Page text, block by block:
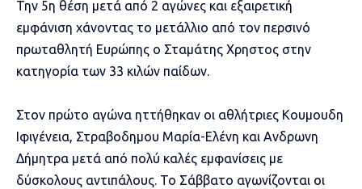
Την 5η θέση μετά από 2 αγώνες και εξαιρετική
εμφάνιση χάνοντας το μετάλλιο από τον περσινό
πρωταθλητή Ευρώπης ο Σταμάτης Χρηστος στην
κατηγορία των 33 κιλών παίδων.
Στον πρώτο αγώνα ηττήθηκαν οι αθλήτριες Κουμουδη
Ιφιγένεια, Στραβοδημου Μαρία-Ελένη και Ανδρωνη
Δήμητρα μετά από πολύ καλές εμφανίσεις με
δύσκολους αντιπάλους. Το Σάββατο αγωνίζονται οι